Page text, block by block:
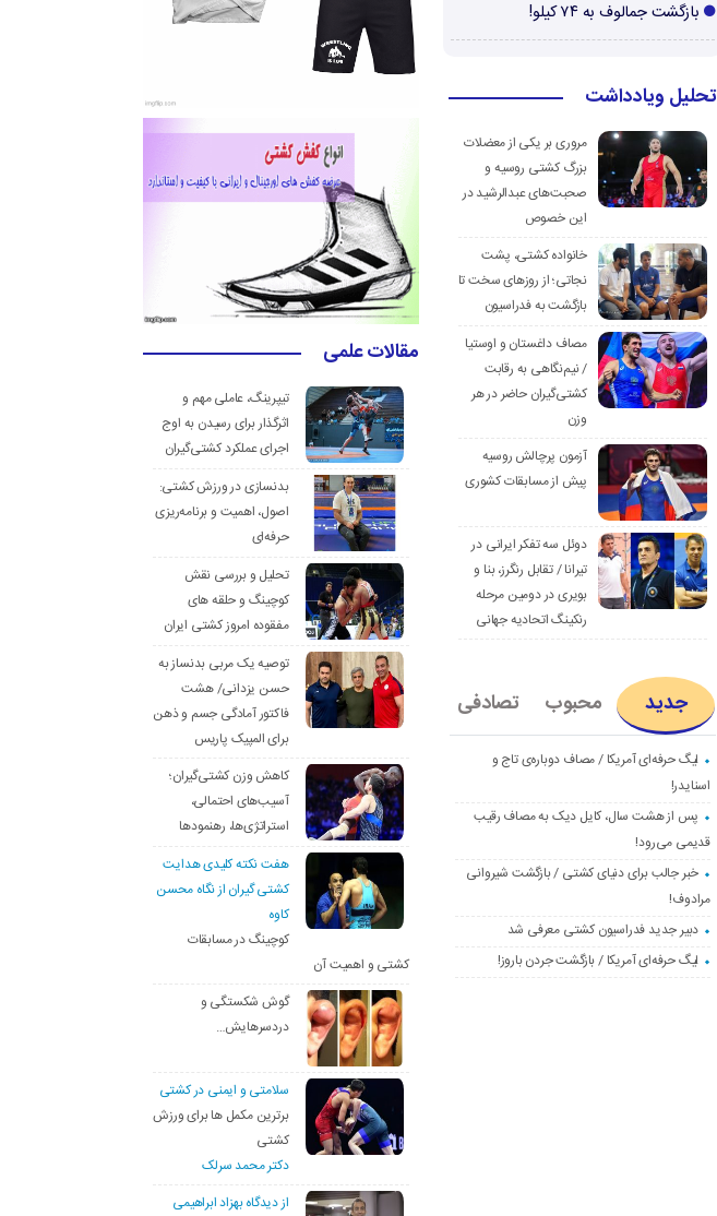
بازگشت جمالوف به ۷۴ کیلو!
تحلیل ویادداشت
مروری بر یکی از معضلات
بزرگ کشتی روسیه و
صحبت‌های عبدالرشید در
این خصوص
خانواده کشتی، پشت
نجاتی؛ از روزهای سخت تا
بازگشت به فدراسیون
مصاف داغستان و اوستیا
/ نیم‌نگاهی به رقابت
کشتی‌گیران حاضر در هر
وزن
آزمون پرچالش روسیه
پیش از مسابقات کشوری
دوئل سه تفکر ایرانی در
تیرانا / تقابل رنگرز، بنا و
بویری در دومین مرحله
رنکینگ اتحادیه جهانی
جدید محبوب تصادفی
لیگ حرفه‌ای آمریکا / مصاف دوباره‌ی تاج و
اسنایدر!
پس از هشت سال، کایل دیک به مصاف رقیب
قدیمی می‌رود!
خبر جالب برای دنیای کشتی / بازگشت شیروانی
مرادوف!
دبیر جدید فدراسیون کشتی معرفی شد
لیگ حرفه‌ای آمریکا / بازگشت جردن باروز!
مقالات علمی
تیپرینگ، عاملی مهم و
اثرگذار برای رسیدن به اوج
اجرای عملکرد کشتی‌گیران
بدنسازی در ورزش کشتی:
اصول، اهمیت و برنامه‌ریزی
حرفه‌ای
تحلیل و بررسی نقش
کوچینگ و حلقه های
مفقوده امروز کشتی ایران
توصیه یک مربی بدنساز به
حسن یزدانی/ هشت
فاکتور آمادگی جسم و ذهن
برای المپیک پاریس
کاهش وزن کشتی‌گیران؛
آسیب‌های احتمالی،
استراتژی‌ها، رهنمودها
هفت نکته کلیدی هدایت
کشتی گیران از نگاه محسن
کاوه
کوچینگ در مسابقات
کشتی و اهمیت آن
گوش شکستگی و
دردسرهایش…
سلامتی و ایمنی در کشتی
برترین مکمل ها برای ورزش
کشتی
دکتر محمد سرلک
از دیدگاه بهزاد ابراهیمی